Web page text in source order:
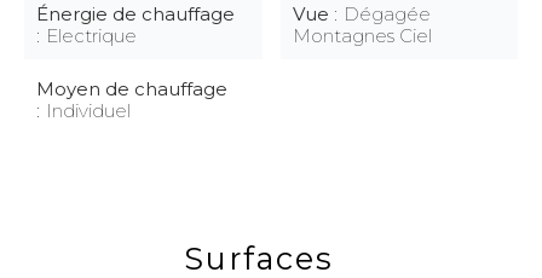
Énergie de chauffage
Electrique
Moyen de chauffage
Individuel
Vue
Dégagée
Montagnes Ciel
Surfaces